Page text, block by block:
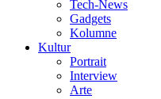
Tech-News
Gadgets
Kolumne
Kultur
Portrait
Interview
Arte